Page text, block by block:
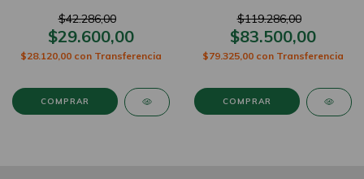
$42.286,00
$29.600,00
$28.120,00 con Transferencia
$119.286,00
$83.500,00
$79.325,00 con Transferencia